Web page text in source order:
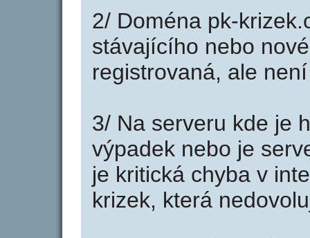
2/ Doména pk-
stávajícího nebo
registrovaná, ale
3/ Na serveru kde je
výpadek nebo je
je kritická chyba v
krizek, která